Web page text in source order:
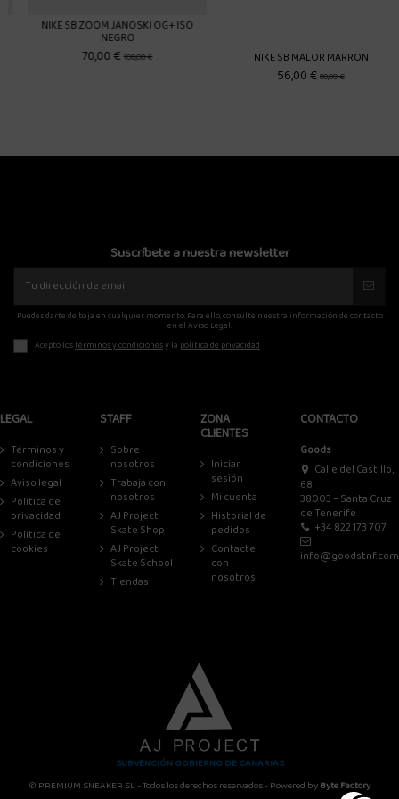
NIKE SB MALOR MARRON CONVERSE FASTBREAK PRO
BLANCO
Suscríbete a nuestra newsletter
Puedes darte de baja en cualquier momento. Para ello, consulte nuestra información de contacto
en el Aviso Legal.
Acepto lostérminos y condicionesy la política de privacidad
LEGAL
Términos y
condiciones
Aviso legal
Política de
privacidad
Política de
cookies
STAFF
Sobre
nosotros
Trabaja con
nosotros
AJ Project
Skate Shop
AJ Project
Skate School
Tiendas
ZONA
CLIENTES
Iniciar
sesión
Mi cuenta
Historial de
pedidos
Contacte
con
nosotros
CONTACTO
Goods
Calle del Castillo,
68
38003 – Santa Cruz
de Tenerife
+34 822 173 707
info@goodstnf.com
SUBVENCIÓN GOBIERNO DE CANARIAS
© PREMIUM SNEAKER SL - Todos los derechos reservados - Powered byByte Factory